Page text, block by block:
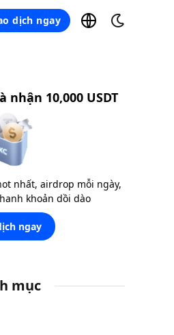
dịch ngay
nhận 10,000 USDT
nhất, airdrop mỗi ngày,
khoản dồi dào
ngay
mục